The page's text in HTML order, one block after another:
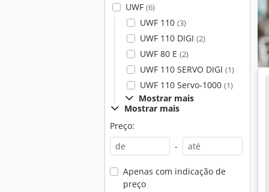
UWF (6)
UWF 110 (3)
UWF 110 DIGI (2)
UWF 80 E (2)
UWF 110 SERVO DIGI (1)
UWF 110 Servo-1000 (1)
Mostrar mais
Mostrar mais
Preço:
-
Apenas com indicação de
preço